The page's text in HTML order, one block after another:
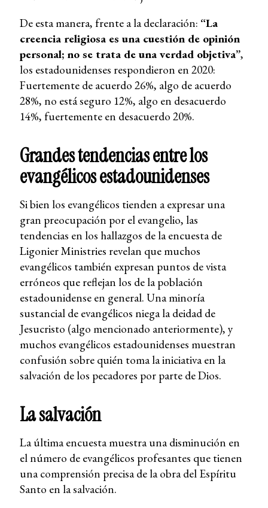
De esta manera, frente a la declaración: “La
creencia religiosa es una cuestión de opinión
personal; no se trata de una verdad objetiva”,
los estadounidenses respondieron en 2020:
Fuertemente de acuerdo 26%, algo de acuerdo
28%, no está seguro 12%, algo en desacuerdo
14%, fuertemente en desacuerdo 20%.
Grandes tendencias entre los
evangélicos estadounidenses
Si bien los evangélicos tienden a expresar una
gran preocupación por el evangelio, las
tendencias en los hallazgos de la encuesta de
Ligonier Ministries revelan que muchos
evangélicos también expresan puntos de vista
erróneos que reflejan los de la población
estadounidense en general. Una minoría
sustancial de evangélicos niega la deidad de
Jesucristo (algo mencionado anteriormente), y
muchos evangélicos estadounidenses muestran
confusión sobre quién toma la iniciativa en la
salvación de los pecadores por parte de Dios.
La salvación
La última encuesta muestra una disminución en
el número de evangélicos profesantes que tienen
una comprensión precisa de la obra del Espíritu
Santo en la salvación.